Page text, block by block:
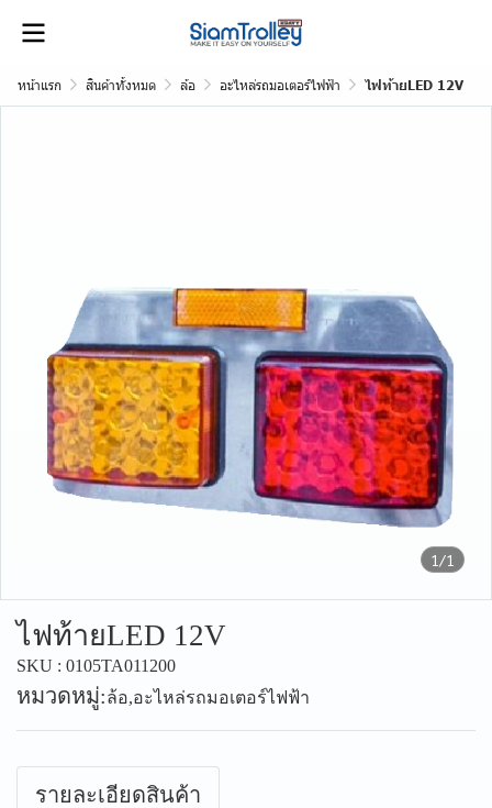
หน้าแรก สินค้าทั้งหมด ล้อ อะไหล่รถมอเตอร์ไฟฟ้า ไฟท้ายLED 12V
1/1
ไฟท้ายLED 12V
SKU : 0105TA011200
หมวดหมู่:ล้อ,อะไหล่รถมอเตอร์ไฟฟ้า
รายละเอียดสินค้า